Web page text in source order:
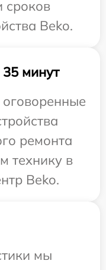
сроков
Beko.
минут
ремонта
технику в
Beko.
мы